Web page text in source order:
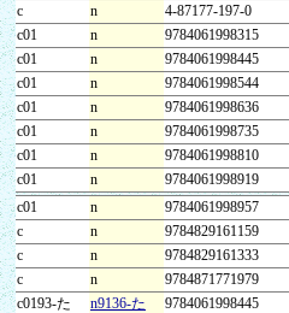
c
n 4-87177-197-0
c01
n 9784061998315
c01
n 9784061998445
c01
n 9784061998544
c01
n 9784061998636
c01
n 9784061998735
c01
n 9784061998810
c01
n 9784061998919
c01
n 9784061998957
c
n 9784829161159
c
n 9784829161333
c
n 9784871771979
c0193-た
n9136-た 9784061998445